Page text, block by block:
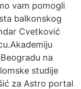
vam pomogli
balkonskog
Cvetković
na
studije
za Astro portal